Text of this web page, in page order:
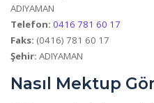
ADIYAMAN
Telefon: 0416 781 60 17
Faks: (0416) 781 60 17
Şehir: ADIYAMAN
Nasıl Mektup